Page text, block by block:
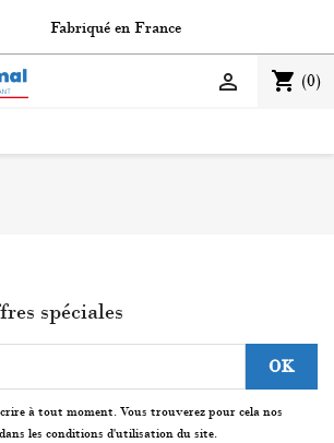
Fabriqué en France
shopping_cart (0)

spéciales
à tout moment. Vous trouverez pour cela nos
les conditions d'utilisation du site.